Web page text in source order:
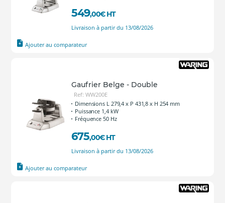
549,00€ HT
Livraison à partir du 13/08/2026
Ajouter au comparateur
Gaufrier Belge - Double
Ref: WW200E
Dimensions L 279,4 x P 431,8 x H 254 mm
Puissance 1,4 kW
Fréquence 50 Hz
675,00€ HT
Livraison à partir du 13/08/2026
Ajouter au comparateur